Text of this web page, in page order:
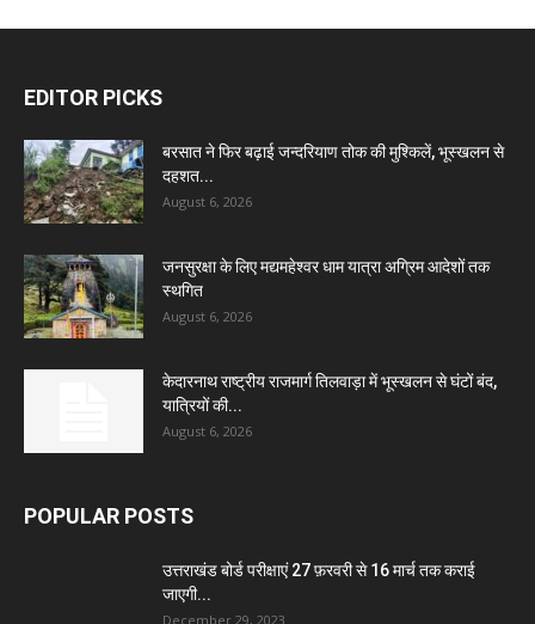
EDITOR PICKS
बरसात ने फिर बढ़ाई जन्दरियाण तोक की मुश्किलें, भूस्खलन से
दहशत...
August 6, 2026
जनसुरक्षा के लिए मद्यमहेश्वर धाम यात्रा अग्रिम आदेशों तक
स्थगित
August 6, 2026
केदारनाथ राष्ट्रीय राजमार्ग तिलवाड़ा में भूस्खलन से घंटों बंद,
यात्रियों की...
August 6, 2026
POPULAR POSTS
उत्तराखंड बोर्ड परीक्षाएं 27 फ़रवरी से 16 मार्च तक कराई
जाएगी...
December 29, 2023